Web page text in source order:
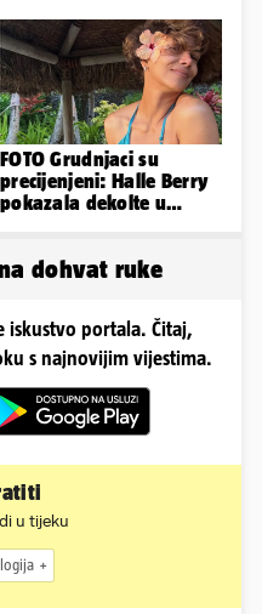
Instagram
FOTO Grudnjaci su
precijenjeni: Halle Berry
pokazala dekolte u
dohvat ruke
iskustvo portala. Čitaj,
s najnovijim vijestima.
u tijeku